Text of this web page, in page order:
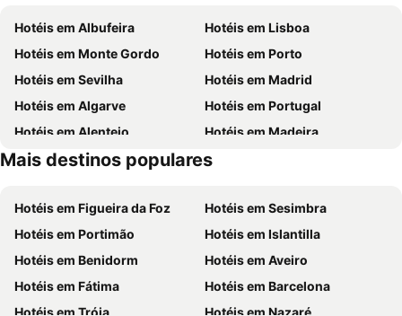
Hotéis em Albufeira
Hotéis em Lisboa
Hotéis em Monte Gordo
Hotéis em Porto
Hotéis em Sevilha
Hotéis em Madrid
Hotéis em Algarve
Hotéis em Portugal
Hotéis em Alentejo
Hotéis em Madeira
Hotéis em Espanha
Hotéis em Centro de Portugal
Mais destinos populares
Hotéis em Figueira da Foz
Hotéis em Sesimbra
Hotéis em Portimão
Hotéis em Islantilla
Hotéis em Benidorm
Hotéis em Aveiro
Hotéis em Fátima
Hotéis em Barcelona
Hotéis em Tróia
Hotéis em Nazaré